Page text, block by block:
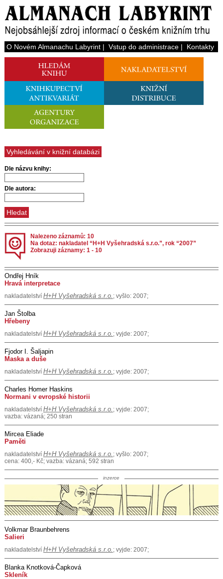
O Novém Almanachu Labyrint| Vstup do administrace| Kontakty
Vyhledávání v knižní databázi
Dle názvu knihy:
Dle autora:
Nalezeno záznamů: 10
Na dotaz: nakladatel “H+H Vyšehradská s.r.o.”, rok “2007”
Zobrazuji záznamy: 1 - 10
Ondřej Hník
Hravá interpretace
nakladatelství H+H Vyšehradská s.r.o. ; vyšlo: 2007;
Jan Štolba
Hřebeny
nakladatelství H+H Vyšehradská s.r.o. ; vyjde: 2007;
Fjodor I. Šaljapin
Maska a duše
nakladatelství H+H Vyšehradská s.r.o. ; vyjde: 2007;
Charles Homer Haskins
Normani v evropské historii
nakladatelství H+H Vyšehradská s.r.o. ; vyjde: 2007;
vazba: vázaná; 250 stran
Mircea Eliade
Paměti
nakladatelství H+H Vyšehradská s.r.o. ; vyšlo: 2007;
cena: 400,- Kč; vazba: vázaná; 592 stran
inzerce
Volkmar Braunbehrens
Salieri
nakladatelství H+H Vyšehradská s.r.o. ; vyjde: 2007;
Blanka Knotková-Čapková
Skleník